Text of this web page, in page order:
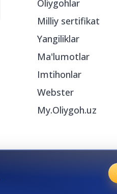
Oliygohlar
Milliy sertifikat
Yangiliklar
Ma'lumotlar
Imtihonlar
Webster
My.Oliygoh.uz